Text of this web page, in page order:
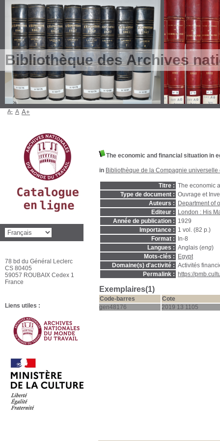
Bibliothèque des Archives
The economic and financial situation in
in Bibliothèque de la Compagnie
Titre : The economic
Type de document : Ouvrage et
Auteurs :
Department of
Editeur :
London : His
Année de publication : 1929
Importance : 1 vol. (82 p.)
Format :
In-8
Langues : Anglais (eng)
Mots-clés :
Egypt
Domaine(s) d'activité : Activités
Permalink :
https://
Exemplaires(1)
Code-barres
Cote
gen48176
2019 13 1105
A- A A+
78 bd du Général Leclerc
CS 80405
59057 ROUBAIX Cedex 1
France
Liens utiles :